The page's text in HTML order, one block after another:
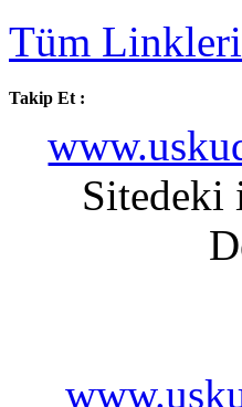
Tüm
Takip Et :
Sitedeki